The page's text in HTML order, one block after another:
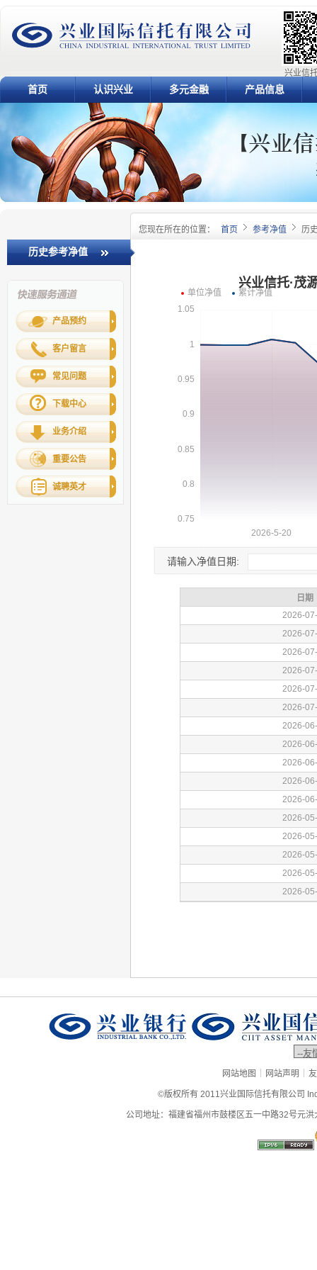
兴业信
首页 认识兴业 多元金融 产品信息
您现在所在的位置： 首页 参考净值 历
历史参考净值
产品预约
客户留言
常见问题
下载中心
业务介绍
重要公告
诚聘英才
请输入净值日期:
网站地图 | 网站声明 |
©版权所有 2011兴业国际信托有限公司
公司地址：福建省福州市鼓楼区五一中路32号元